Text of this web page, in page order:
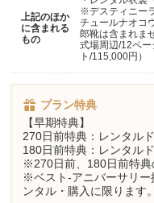
上記のほか
に含まれる
もの
※デスティニー
チュールナオコ
郎靴は含まれま
式場周辺/12ペ
ト/115,000円）
プラン特典
【早期特典】
270日前特典：レンタル
180日前特典：レンタル
※270日前、180日前特典
※ベスト-アニバーサリー
ンタル・購入に限ります。